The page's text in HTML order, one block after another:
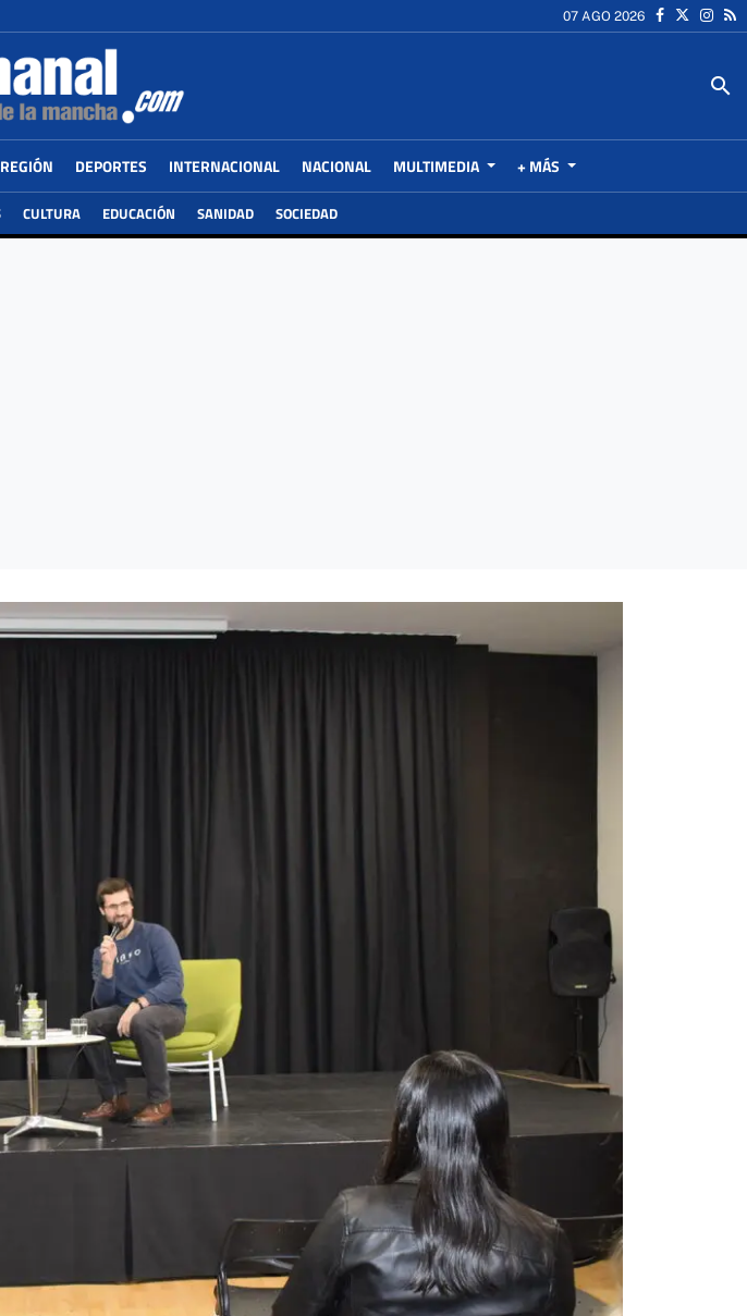
07 AGO 2026
search
REGIÓN DEPORTES INTERNACIONAL NACIONAL MULTIMEDIA + MÁS
CULTURA EDUCACIÓN SANIDAD SOCIEDAD